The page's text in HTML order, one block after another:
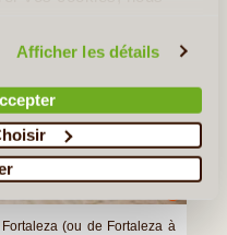
Afficher les détails
©
(ou de Fortaleza à